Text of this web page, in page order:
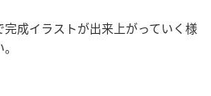
成イラストが出来上がっていく様